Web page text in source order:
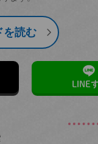
を読む
LINE